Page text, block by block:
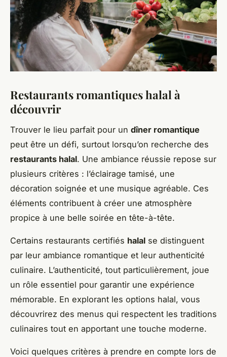
Restaurants romantiques halal à
découvrir
Trouver le lieu parfait pour un dîner romantique
peut être un défi, surtout lorsqu’on recherche des
restaurants halal. Une ambiance réussie repose sur
plusieurs critères : l’éclairage tamisé, une
décoration soignée et une musique agréable. Ces
éléments contribuent à créer une atmosphère
propice à une belle soirée en tête-à-tête.
Certains restaurants certifiés halal se distinguent
par leur ambiance romantique et leur authenticité
culinaire. L’authenticité, tout particulièrement, joue
un rôle essentiel pour garantir une expérience
mémorable. En explorant les options halal, vous
découvrirez des menus qui respectent les traditions
culinaires tout en apportant une touche moderne.
Voici quelques critères à prendre en compte lors de